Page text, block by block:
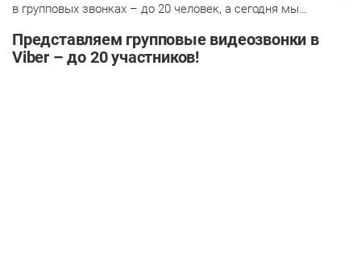
в групповых звонках – до 20 человек, а сегодня мы…
Представляем групповые видеозвонки в
Viber – до 20 участников!